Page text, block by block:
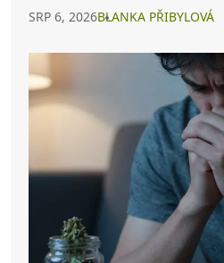
SRP 6, 2026BLANKA PŘIBYLOVÁ